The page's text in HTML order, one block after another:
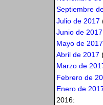
Septiembre
Julio de 2017
Junio de 2017
Mayo de 2017
Abril de 2017
Marzo de
Febrero de
Enero de
2016: